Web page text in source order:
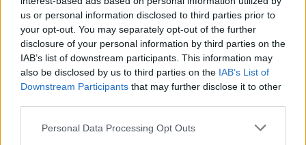
us or personal information disclosed to third parties prior to
your opt-out. You may separately opt-out of the further
disclosure of your personal information by third parties on the
IAB’s list of downstream participants. This information may
also be disclosed by us to third parties on the IAB’s List of
Downstream Participants that may further disclose it to other
Personal Data Processing Opt Outs
Zavod4 in Zavod za turizem Šaleške
doline vabita na voden ogled Mornove
zijalke
8. avgust 2026